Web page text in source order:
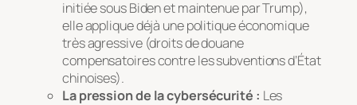
initiée sous Biden et maintenue par Trump),
elle applique déjà une politique économique
très agressive (droits de douane
compensatoires contre les subventions d’État
chinoises).
La pression de la cybersécurité : Les